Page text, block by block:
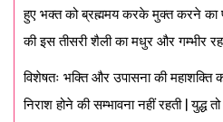
हुए भक्त को ब्रह्ममय करके मुक्त करने का
की इस तीसरी शैली का मधुर और गम्भीर
विशेषतः भक्ति और उपासना की
निराश होने की सम्भावना नहीं रहती | युद्ध